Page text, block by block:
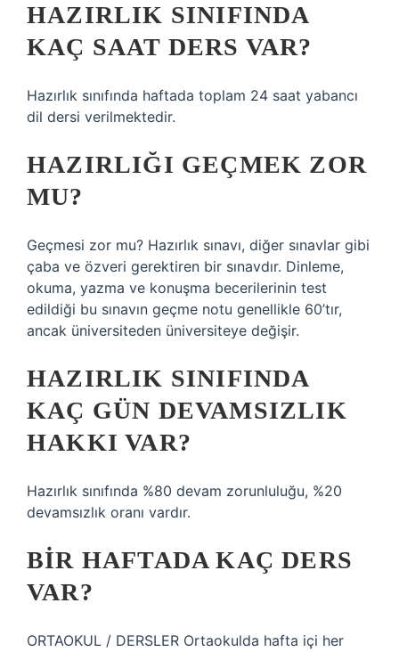
HAZIRLIK SINIFINDA
KAÇ SAAT DERS VAR?
Hazırlık sınıfında haftada toplam 24 saat yabancı
dil dersi verilmektedir.
HAZIRLIĞI GEÇMEK ZOR
MU?
Geçmesi zor mu? Hazırlık sınavı, diğer sınavlar gibi
çaba ve özveri gerektiren bir sınavdır. Dinleme,
okuma, yazma ve konuşma becerilerinin test
edildiği bu sınavın geçme notu genellikle 60’tır,
ancak üniversiteden üniversiteye değişir.
HAZIRLIK SINIFINDA
KAÇ GÜN DEVAMSIZLIK
HAKKI VAR?
Hazırlık sınıfında %80 devam zorunluluğu, %20
devamsızlık oranı vardır.
BIR HAFTADA KAÇ DERS
VAR?
ORTAOKUL / DERSLER Ortaokulda hafta içi her